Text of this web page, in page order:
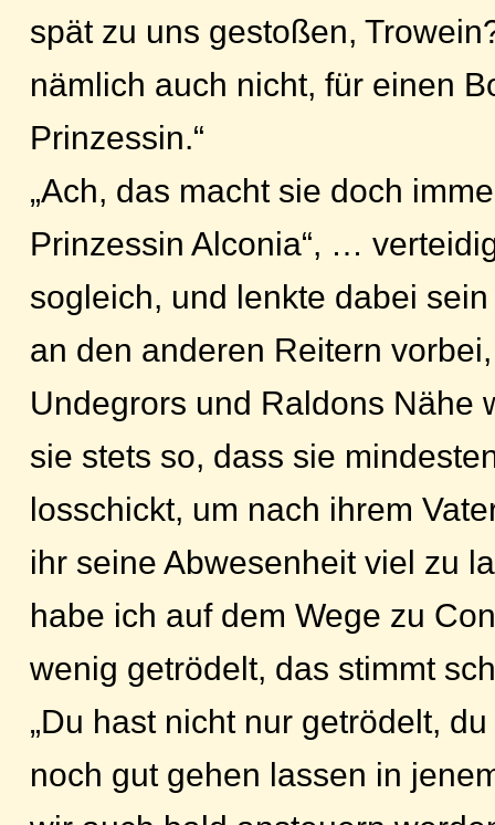
spät zu uns gestoßen,
nämlich auch nicht, für einen
Prinzessin.“
„Ach, das macht sie doch
Prinzessin Alconia“, …
sogleich, und lenkte dabei
an den anderen Reitern
Undegrors und Raldons Nähe
sie stets so, dass sie
losschickt, um nach ihrem
ihr seine Abwesenheit viel zu
habe ich auf dem Wege zu
wenig getrödelt, das stimmt
„Du hast nicht nur getrödelt,
noch gut gehen lassen in